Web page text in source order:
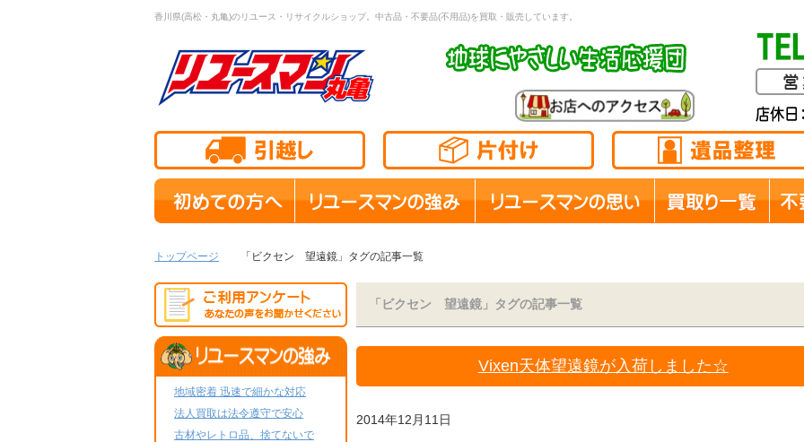
香川県(高松・丸亀)のリユース・リサイクルショップ。中古品・不要品(不用品)を買取・販売しています。
トップページ 「ビクセン 望遠鏡」タグの記事一覧
「ビクセン 望遠鏡」タグの記事一覧
Vixen天体望遠鏡が入荷しました☆
2014年12月11日
地域密着 迅速で細かな対応
法人買取は法令遵守で安心
古材やレトロ品、捨てないで